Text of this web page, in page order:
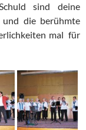
sind deine
und die berühmte
mal für